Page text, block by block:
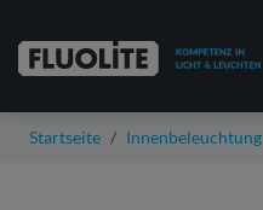
Startseite Innenbeleuchtung